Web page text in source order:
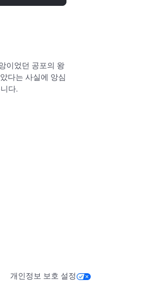
이었던 공포의 왕
다는 사실에 앙심
다.
개인정보 보호 설정